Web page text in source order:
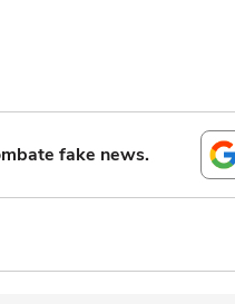
fake news.